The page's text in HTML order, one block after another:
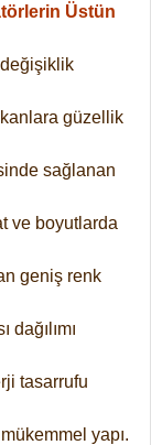
Üstün
güzellik
sağlanan
ve boyutlarda
geniş renk
dağılımı
tasarrufu
yapı.